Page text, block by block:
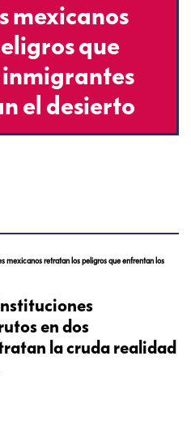
mexicanos
que
el desierto
mexicanos retratan los peligros que enfrentan los
en dos
la cruda realidad